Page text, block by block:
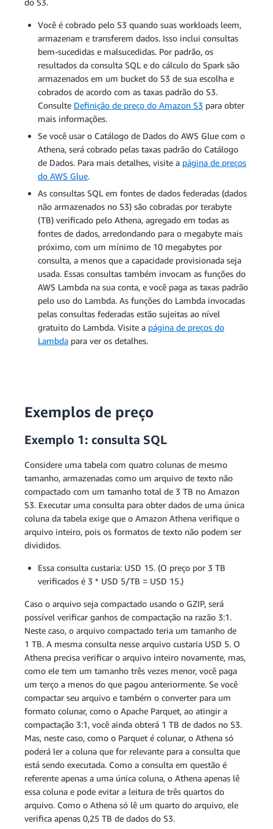
do S3.
Você é cobrado pelo S3 quando suas workloads leem,
armazenam e transferem dados. Isso inclui consultas
bem-sucedidas e malsucedidas. Por padrão, os
resultados da consulta SQL e do cálculo do Spark são
armazenados em um bucket do S3 de sua escolha e
cobrados de acordo com as taxas padrão do S3.
Consulte Definição de preço do Amazon S3 para obter
mais informações.
Se você usar o Catálogo de Dados do AWS Glue com o
Athena, será cobrado pelas taxas padrão do Catálogo
de Dados. Para mais detalhes, visite a página de preços
do AWS Glue.
As consultas SQL em fontes de dados federadas (dados
não armazenados no S3) são cobradas por terabyte
(TB) verificado pelo Athena, agregado em todas as
fontes de dados, arredondando para o megabyte mais
próximo, com um mínimo de 10 megabytes por
consulta, a menos que a capacidade provisionada seja
usada. Essas consultas também invocam as funções do
AWS Lambda na sua conta, e você paga as taxas padrão
pelo uso do Lambda. As funções do Lambda invocadas
pelas consultas federadas estão sujeitas ao nível
gratuito do Lambda. Visite a página de preços do
Lambda para ver os detalhes.
Exemplos de preço
Exemplo 1: consulta SQL
Considere uma tabela com quatro colunas de mesmo
tamanho, armazenadas como um arquivo de texto não
compactado com um tamanho total de 3 TB no Amazon
S3. Executar uma consulta para obter dados de uma única
coluna da tabela exige que o Amazon Athena verifique o
arquivo inteiro, pois os formatos de texto não podem ser
divididos.
Essa consulta custaria: USD 15. (O preço por 3 TB
verificados é 3 * USD 5/TB = USD 15.)
Caso o arquivo seja compactado usando o GZIP, será
possível verificar ganhos de compactação na razão 3:1.
Neste caso, o arquivo compactado teria um tamanho de
1 TB. A mesma consulta nesse arquivo custaria USD 5. O
Athena precisa verificar o arquivo inteiro novamente, mas,
como ele tem um tamanho três vezes menor, você paga
um terço a menos do que pagou anteriormente. Se você
compactar seu arquivo e também o converter para um
formato colunar, como o Apache Parquet, ao atingir a
compactação 3:1, você ainda obterá 1 TB de dados no S3.
Mas, neste caso, como o Parquet é colunar, o Athena só
poderá ler a coluna que for relevante para a consulta que
está sendo executada. Como a consulta em questão é
referente apenas a uma única coluna, o Athena apenas lê
essa coluna e pode evitar a leitura de três quartos do
arquivo. Como o Athena só lê um quarto do arquivo, ele
verifica apenas 0,25 TB de dados do S3.